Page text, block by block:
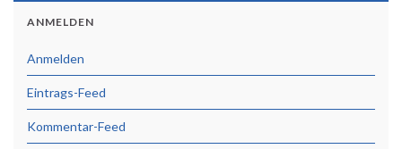
ANMELDEN
Anmelden
Eintrags-Feed
Kommentar-Feed